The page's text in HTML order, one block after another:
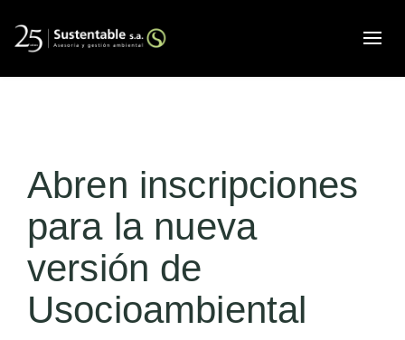
Abren inscripciones
para la nueva
versión de
Usocioambiental